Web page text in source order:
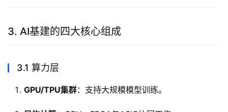
3. AI基建的四大核心组成
3.1 算力层
GPU/TPU集群：支持大规模模型训练。